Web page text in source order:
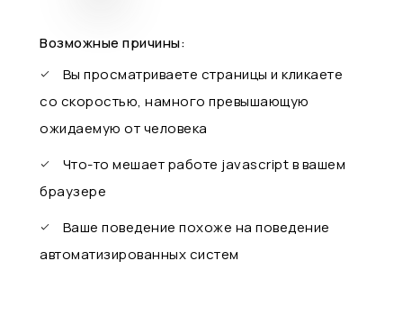
Возможные причины:
Вы просматриваете страницы и кликаете
со скоростью, намного превышающую
ожидаемую от человека
Что-то мешает работе javascript в вашем
браузере
Ваше поведение похоже на поведение
автоматизированных систем